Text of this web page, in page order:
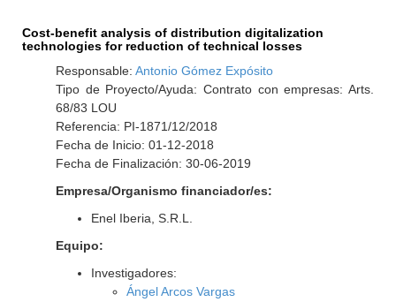
Cost-benefit analysis of distribution digitalization
technologies for reduction of technical losses
Responsable: Antonio Gómez Expósito
Tipo de Proyecto/Ayuda: Contrato con empresas: Arts.
68/83 LOU
Referencia: PI-1871/12/2018
Fecha de Inicio: 01-12-2018
Fecha de Finalización: 30-06-2019
Empresa/Organismo financiador/es:
Enel Iberia, S.R.L.
Equipo:
Investigadores:
Ángel Arcos Vargas